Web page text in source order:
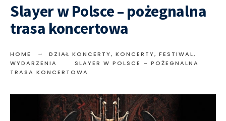
Slayer w Polsce – pożegnalna
trasa koncertowa
HOME DZIAŁ KONCERTY, KONCERTY, FESTIWAL,
WYDARZENIA
SLAYER W POLSCE – POŻEGNALNA
TRASA KONCERTOWA